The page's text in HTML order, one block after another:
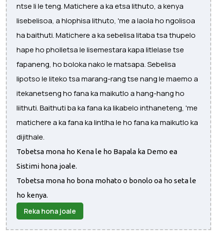
ntse li le teng. Matichere a ka etsa lithuto, a kenya
lisebelisoa, a hlophisa lithuto, 'me a laola ho ngolisoa
ha baithuti. Matichere a ka sebelisa litaba tsa thupelo
hape ho pholletsa le lisemestara kapa litlelase tse
fapaneng, ho boloka nako le matsapa. Sebelisa
lipotso le liteko tsa marang-rang tse nang le maemo a
itekanetseng ho fana ka maikutlo a hang-hang ho
liithuti. Baithuti ba ka fana ka likabelo inthaneteng, 'me
matichere a ka fana ka lintlha le ho fana ka maikutlo ka
dijithale.
Tobetsa mona ho Kena le ho Bapala ka Demo ea
Sistimi hona joale.
Tobetsa mona ho bona mohato o bonolo oa ho seta le
ho kenya.
Reka hona joale